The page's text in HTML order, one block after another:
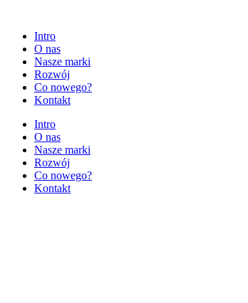
Intro
O nas
Nasze marki
Rozwój
Co nowego?
Kontakt
Intro
O nas
Nasze marki
Rozwój
Co nowego?
Kontakt